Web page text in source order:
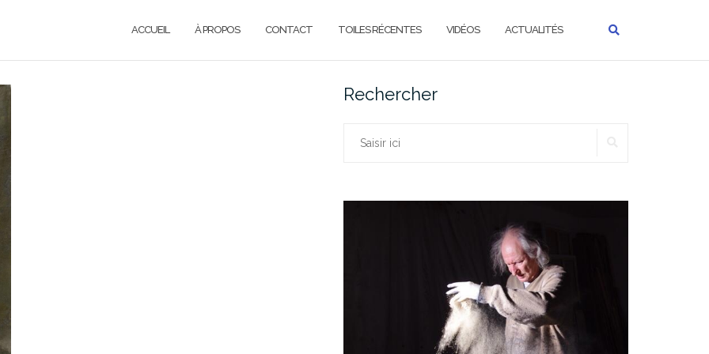
ACCUEIL À PROPOS CONTACT TOILES RÉCENTES VIDÉOS ACTUALITÉS
Rechercher
Rechercher :